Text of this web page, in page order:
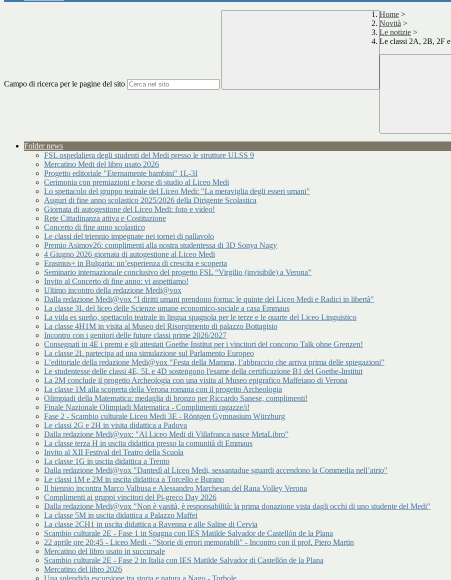
Campo di ricerca per le pagine del sito
Home >
Novità >
Le notizie >
Le classi 2A, 2B, 2F
Folder news
FSL ospedaliera degli studenti del Medi presso le strutture ULSS 9
Mercatino Medi del libro usato 2026
Progetto editoriale "Eternamente bambini" 1L-3I
Cerimonia con premiazioni e borse di studio al Liceo Medi
Lo spettacolo del gruppo teatrale del Liceo Medi: "La meraviglia degli esseri umani"
Auguri di fine anno scolastico 2025/2026 della Dirigente Scolastica
Giornata di autogestione del Liceo Medi: foto e video!
Rete Cittadinanza attiva e Costituzione
Concerto di fine anno scolastico
Le classi del triennio impegnate nei tornei di pallavolo
Premio Asimov26: complimenti alla nostra studentessa di 3D Sonya Nagy
4 Giugno 2026 giornata di autogestione al Liceo Medi
Erasmus+ in Bulgaria: un’esperienza di crescita e scoperta
Seminario internazionale conclusivo del progetto FSL “Virgilio (invisibile) a Verona”
Invito al Concerto di fine anno: vi aspettiamo!
Ultimo incontro della redazione Medi@vox
Dalla redazione Medi@vox "I diritti umani prendono forma: le quinte del Liceo Medi e Radici in libertà"
La classe 3L del liceo delle Scienze umane economico-sociale a casa Emmaus
La vida es sueño, spettacolo teatrale in lingua spagnola per le terze e le quarte del Liceo Linguistico
La classe 4H1M in visita al Museo del Risorgimento di palazzo Bottagisio
Incontro con i genitori delle future classi prime 2026/2027
Consegnati in 4E i premi e gli attestati Goethe Institut per i vincitori del concorso Talk ohne Grenzen!
La classe 2L partecipa ad una simulazione sul Parlamento Europeo
L’editoriale della redazione Medi@vox "Festa della Mamma, l’abbraccio che arriva prima delle spiegazioni"
Le studentesse delle classi 4E, 5L e 4D sostengono l'esame della certificazione B1 del Goethe-Institut
La 2M conclude il progetto Archeologia con una visita al Museo epigrafico Maffeiano di Verona
La classe 1M alla scoperta della Verona romana con il progetto Archeologia
Olimpiadi della Matematica: medaglia di bronzo per Riccardo Sanese, complimenti!
Finale Nazionale Olimpiadi Matematica - Complimenti ragazze/i!
Fase 2 - Scambio culturale Liceo Medi 3E - Röntgen Gymnasium Würzburg
Le classi 2G e 2H in visita didattica a Padova
Dalla redazione Medi@vox: "Al Liceo Medi di Villafranca nasce MetaLibro"
La classe terza H in uscita didattica presso la comunità di Emmaus
Invito al XII Festival del Teatro della Scuola
La classe 1G in uscita didattica a Trento
Dalla redazione Medi@vox "Dantedì al Liceo Medi, sessantadue sguardi accendono la Commedia nell’atrio"
Le classi 1M e 2M in uscita didattica a Torcello e Burano
Il biennio incontra Marco Valbusa e Alessandro Marchesan del Rana Volley Verona
Complimenti ai gruppi vincitori del Pi-greco Day 2026
Dalla redazione Medi@vox "Non è vanità, è responsabilità: la prima donazione vista dagli occhi di uno studente del Medi"
La classe 5M in uscita didattica a Palazzo Maffei
La classe 2CH1 in uscita didattica a Ravenna e alle Saline di Cervia
Scambio culturale 2E - Fase 1 in Spagna con IES Matilde Salvador de Castellón de la Plana
22 aprile ore 20:45 - Liceo Medi - "Storie di errori memorabili" - Incontro con il prof. Piero Martin
Mercatino del libro usato in succursale
Scambio culturale 2E - Fase 2 in Italia con IES Matilde Salvador di Castellón de la Plana
Mercatino del libro 2026